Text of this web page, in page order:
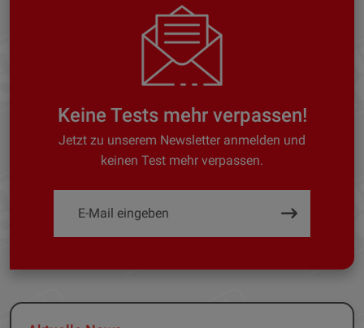
Keine Tests mehr verpassen!
Jetzt zu unserem Newsletter anmelden und
keinen Test mehr verpassen.